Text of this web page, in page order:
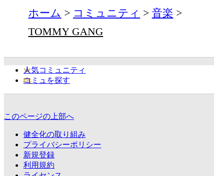
ホーム コミュニティ
音楽
TOMMY GANG
人気コミュニティ
コミュを探す
このページの上部へ
健全化の取り組み
プライバシーポリシー
新規登録
利用規約